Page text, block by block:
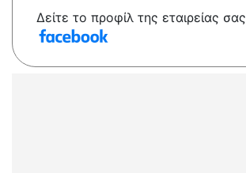
Δείτε το προφίλ της εταιρείας σας